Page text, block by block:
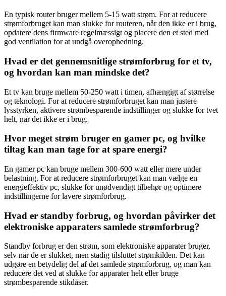
En typisk router bruger mellem 5-15 watt strøm. For at reducere
strømforbruget kan man slukke for routeren, når den ikke er i brug,
opdatere dens firmware regelmæssigt og placere den et sted med
god ventilation for at undgå overophedning.
Hvad er det gennemsnitlige strømforbrug for et tv,
og hvordan kan man mindske det?
Et tv kan bruge mellem 50-250 watt i timen, afhængigt af størrelse
og teknologi. For at reducere strømforbruget kan man justere
lysstyrken, aktivere strømbesparende indstillinger og slukke for tvet
helt, når det ikke er i brug.
Hvor meget strøm bruger en gamer pc, og hvilke
tiltag kan man tage for at spare energi?
En gamer pc kan bruge mellem 300-600 watt eller mere under
belastning. For at reducere strømforbruget kan man vælge en
energieffektiv pc, slukke for unødvendigt tilbehør og optimere
indstillingerne for lavere strømforbrug.
Hvad er standby forbrug, og hvordan påvirker det
elektroniske apparaters samlede strømforbrug?
Standby forbrug er den strøm, som elektroniske apparater bruger,
selv når de er slukket, men stadig tilsluttet strømkilden. Det kan
udgøre en betydelig del af det samlede strømforbrug, og man kan
reducere det ved at slukke for apparater helt eller bruge
strømbesparende stikdåser.